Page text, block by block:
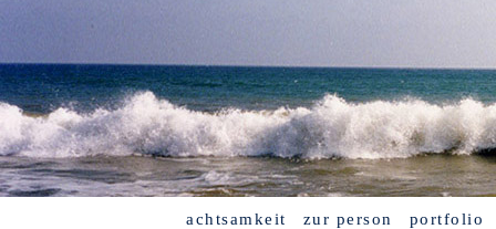
achtsamkeit zur person
portfolio